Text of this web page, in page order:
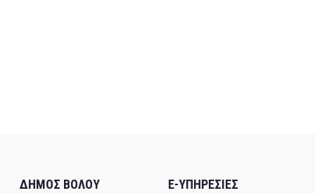
ΔΗΜΟΣ ΒΟΛΟΥ E-ΥΠΗΡΕΣΙΕΣ